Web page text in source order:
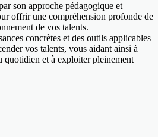
son approche pédagogique et
offrir une compréhension profonde de
de vos talents.
concrètes et des outils applicables
vos talents, vous aidant ainsi à
quotidien et à exploiter pleinement